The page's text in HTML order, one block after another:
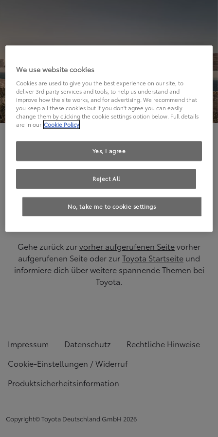
Hier geht's leider nicht weiter.
Die angeforderte Seite kann leider nicht gefunden
werden.
Gehe zurück zurvorher aufgerufenen Seitevorher
aufgerufenen Seite oder zurToyota Startseite und
informiere dich über weitere spannende Themen bei
Toyota.
Impressum Datenschutz
Rechtliche Hinweise
Cookie-Einstellungen / Widerruf
Produktsicherheitsinformation
Copyright© Toyota Deutschland GmbH 2026
We use website cookies
Cookies are used to give you the best experience on our site, to
deliver 3rd party services and tools, to help us understand and
improve how the site works, and for advertising. We recommend that
you keep all these cookies but if you don't agree you can easily
change them by clicking the cookie settings option below. Full details
are in our Cookie Policy
No, take me to cookie settings
Reject All
Yes, I agree